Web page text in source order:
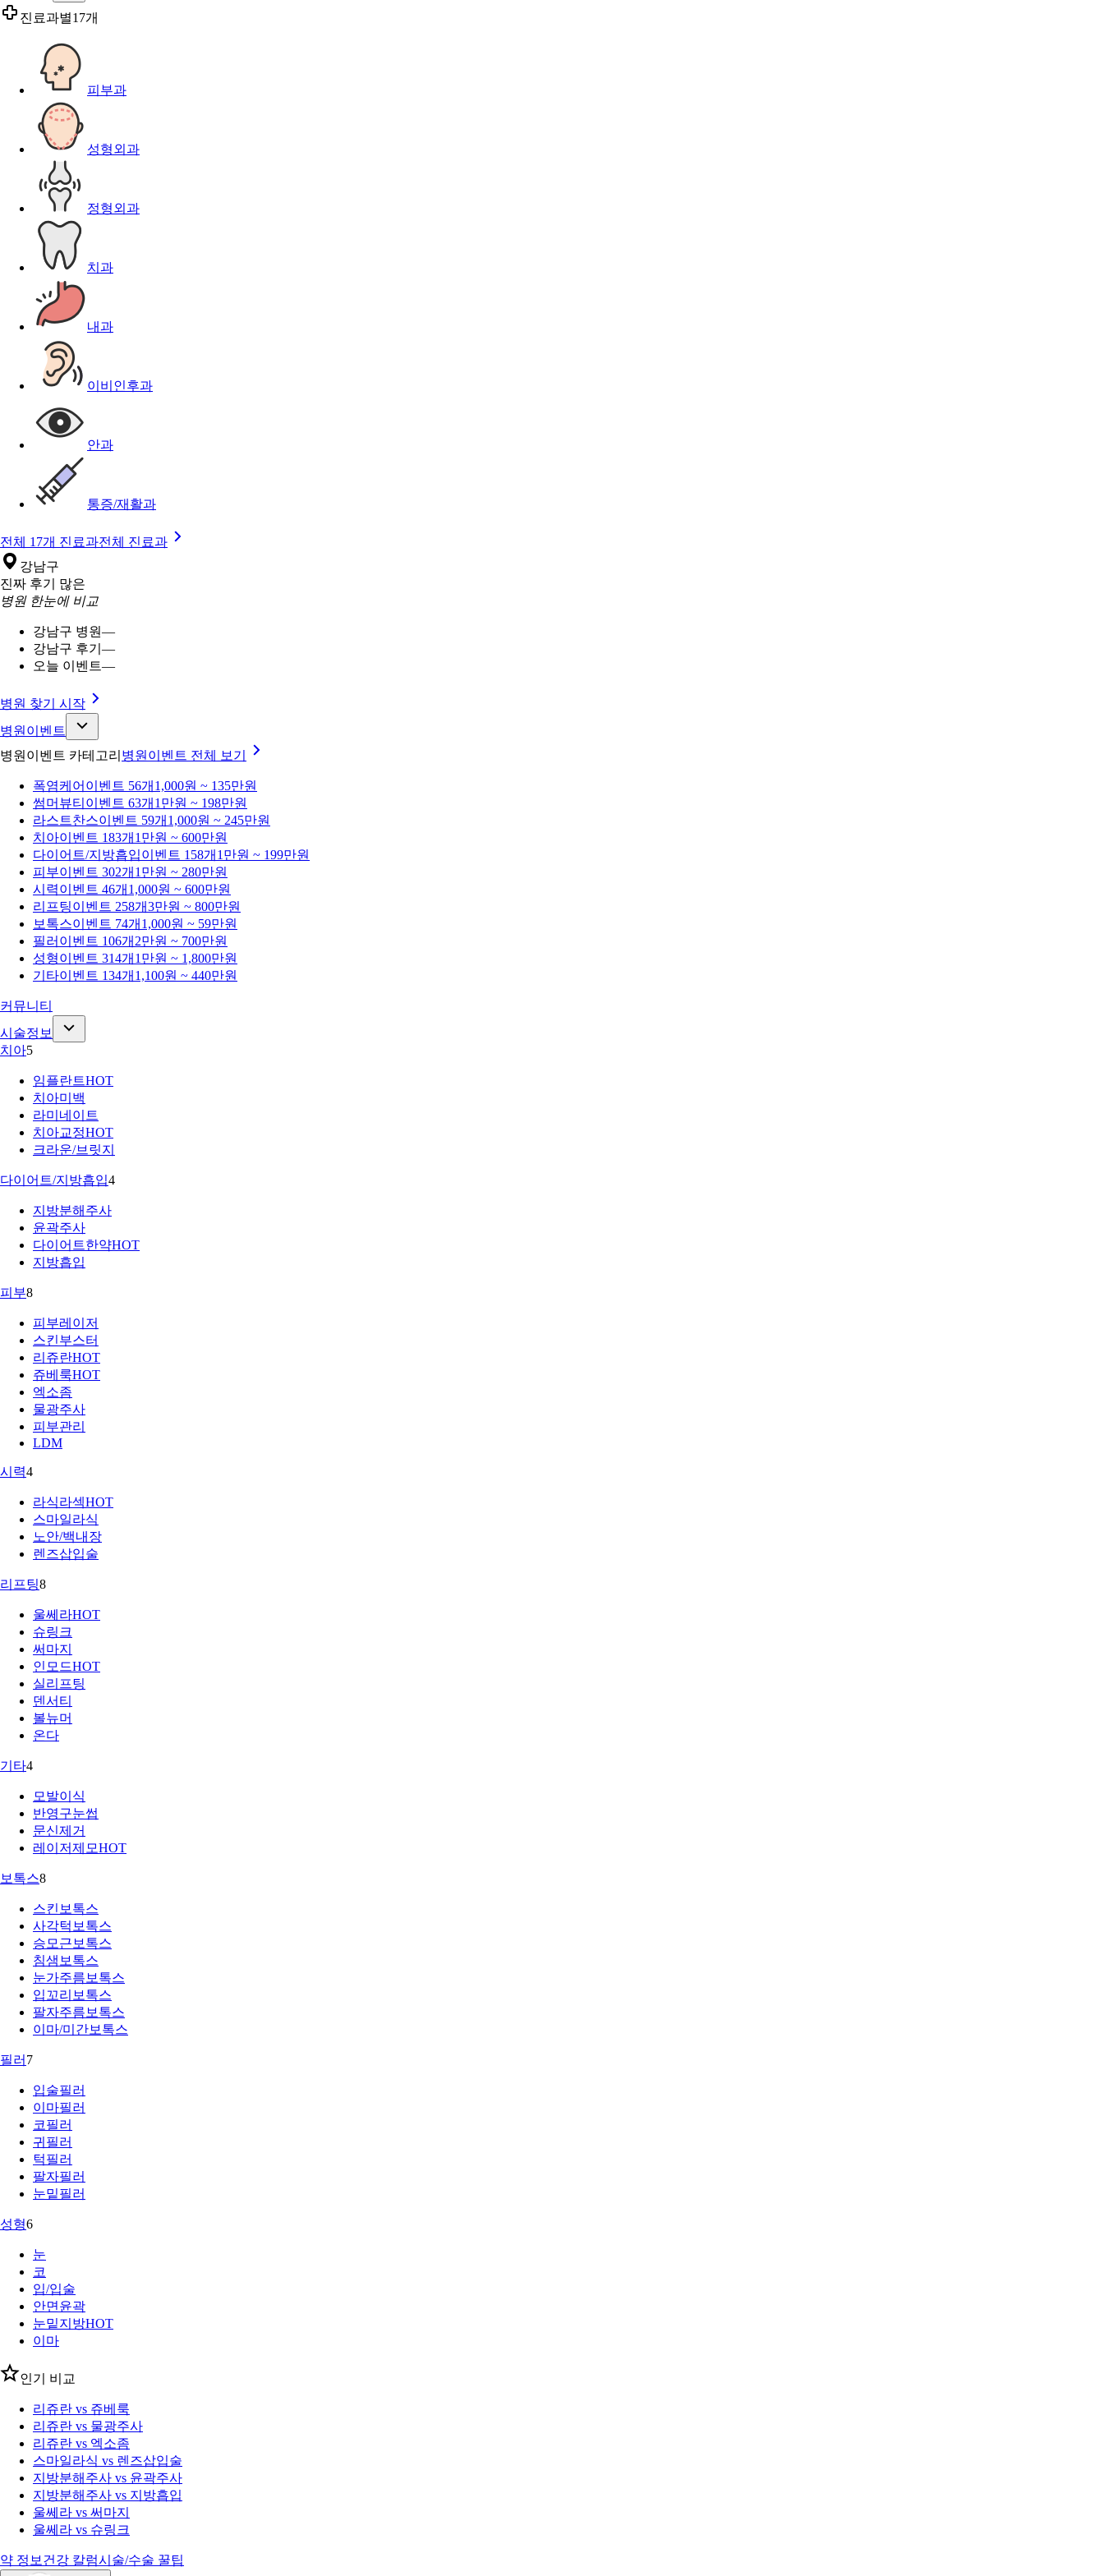
진료과별17개
피부과
성형외과
정형외과
치과
내과
이비인후과
안과
통증/재활과
전체 17개 진료과전체 진료과
강남구
진짜 후기 많은
병원 한눈에 비교
강남구 병원—
강남구 후기 —
오늘 이벤트—
병원 찾기 시작
병원이벤트
병원이벤트 카테고리 병원이벤트 전체 보기
폭염케어 이벤트 56개 1,000원 ~ 135만원
썸머뷰티 이벤트 63개 1만원 ~ 198만원
라스트찬스이벤트 59개 1,000원 ~ 245만원
치아이벤트 183개 1만원 ~ 600만원
다이어트/지방흡입이벤트 158개 1만원 ~ 199만원
피부이벤트 302개 1만원 ~ 280만원
시력이벤트 46개 1,000원 ~ 600만원
리프팅이벤트 258개3만원 ~ 800만원
보톡스이벤트 74개 1,000원 ~ 59만원
필러 이벤트 106개 2만원 ~ 700만원
성형이벤트 314개 1만원 ~ 1,800만원
기타이벤트 134개 1,100원 ~ 440만원
커뮤니티
시술정보
치아5
임플란트HOT
치아미백
라미네이트
치아교정HOT
크라운/브릿지
다이어트/지방흡입4
지방분해주사
윤곽주사
다이어트한약HOT
지방흡입
피부8
피부레이저
스킨부스터
리쥬란HOT
쥬베룩HOT
엑소좀
물광주사
피부관리
LDM
시력4
라식라섹HOT
스마일라식
노안/백내장
렌즈삽입술
리프팅8
울쎄라HOT
슈링크
써마지
인모드HOT
실리프팅
덴서티
볼뉴머
온다
기타4
모발이식
반영구눈썹
문신제거
레이저제모HOT
보톡스8
스킨보톡스
사각턱보톡스
승모근보톡스
침샘보톡스
눈가주름보톡스
입꼬리보톡스
팔자주름보톡스
이마/미간보톡스
필러 7
입술필러
이마필러
코필러
귀필러
턱필러
팔자필러
눈밑필러
성형6
눈
코
입/입술
안면윤곽
눈밑지방HOT
이마
인기 비교
리쥬란 vs 쥬베룩
리쥬란 vs 물광주사
리쥬란 vs 엑소좀
스마일라식 vs 렌즈삽입술
지방분해주사 vs 윤곽주사
지방분해주사 vs 지방흡입
울쎄라 vs 써마지
울쎄라 vs 슈링크
약 정보 건강 칼럼시술/수술 꿀팁